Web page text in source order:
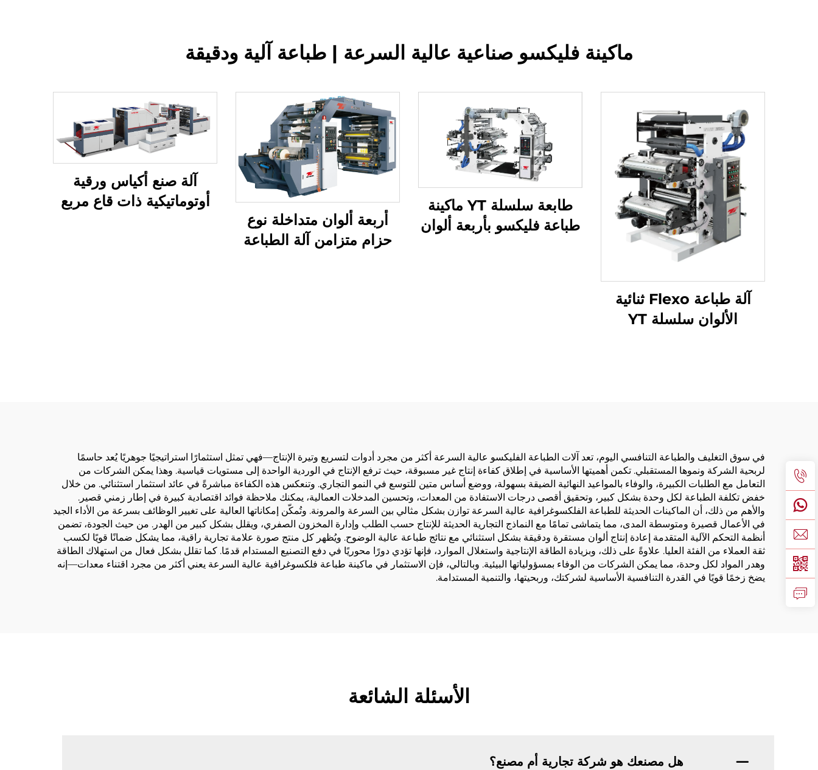
ماكينة فليكسو صناعية عالية السرعة | طباعة آلية ودقيقة
آلة طباعة Flexo ثنائية
الألوان سلسلة YT
طابعة سلسلة YT ماكينة
طباعة فليكسو بأربعة ألوان
أربعة ألوان متداخلة نوع
حزام متزامن آلة الطباعة
آلة صنع أكياس ورقية
أوتوماتيكية ذات قاع مربع
في سوق التغليف والطباعة التنافسي اليوم، تعد آلات الطباعة الفليكسو عالية السرعة أكثر من مجرد أدوات لتسريع وتيرة الإنتاج—فهي تمثل استثمارًا استراتيجيًا جوهريًا يُعد حاسمًا
لربحية الشركة ونموها المستقبلي. تكمن أهميتها الأساسية في إطلاق كفاءة إنتاج غير مسبوقة، حيث ترفع الإنتاج في الوردية الواحدة إلى مستويات قياسية. وهذا يمكن الشركات من
التعامل مع الطلبات الكبيرة، والوفاء بالمواعيد النهائية الضيقة بسهولة، ووضع أساس متين للتوسع في النمو التجاري. وتنعكس هذه الكفاءة مباشرةً في عائد استثمار استثنائي. من خلال
خفض تكلفة الطباعة لكل وحدة بشكل كبير، وتحقيق أقصى درجات الاستفادة من المعدات، وتحسين المدخلات العمالية، يمكنك ملاحظة فوائد اقتصادية كبيرة في إطار زمني قصير.
والأهم من ذلك، أن الماكينات الحديثة للطباعة الفلكسوغرافية عالية السرعة توازن بشكل مثالي بين السرعة والمرونة. وتُمكّن إمكاناتها العالية على تغيير الوظائف بسرعة من الأداء الجيد
في الأعمال قصيرة ومتوسطة المدى، مما يتماشى تمامًا مع النماذج التجارية الحديثة للإنتاج حسب الطلب وإدارة المخزون الصفري، ويقلل بشكل كبير من الهدر. من حيث الجودة، تضمن
أنظمة التحكم الآلية المتقدمة إعادة إنتاج ألوان مستقرة ودقيقة بشكل استثنائي مع نتائج طباعة عالية الوضوح. ويُظهر كل منتج صورة علامة تجارية راقية، مما يشكل ضمانًا قويًا لكسب
ثقة العملاء من الفئة العليا. علاوةً على ذلك، وبزيادة الطاقة الإنتاجية واستغلال الموارد، فإنها تؤدي دورًا محوريًا في دفع التصنيع المستدام قدمًا. كما تقلل بشكل فعال من استهلاك الطاقة
وهدر المواد لكل وحدة، مما يمكن الشركات من الوفاء بمسؤولياتها البيئية. وبالتالي، فإن الاستثمار في ماكينة طباعة فلكسوغرافية عالية السرعة يعني أكثر من مجرد اقتناء معدات—إنه
يضخ زخمًا قويًا في القدرة التنافسية الأساسية لشركتك، وربحيتها، والتنمية المستدامة.
الأسئلة الشائعة
هل مصنعك هو شركة تجارية أم مصنع؟